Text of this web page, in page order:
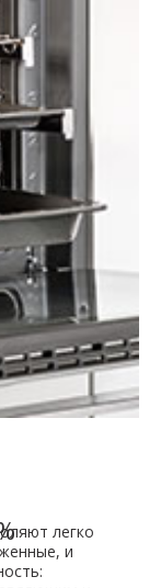
легко
и